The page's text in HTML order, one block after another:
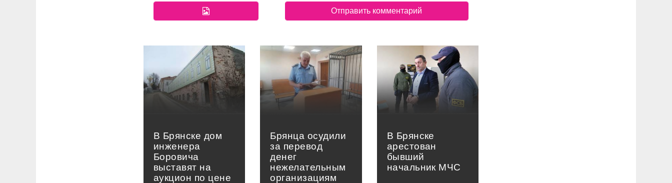
В Брянске дом
инженера
Боровича
выставят на
аукцион по цене
Брянца осудили
за перевод
денег
нежелательным
организациям
В Брянске
арестован
бывший
начальник МЧС